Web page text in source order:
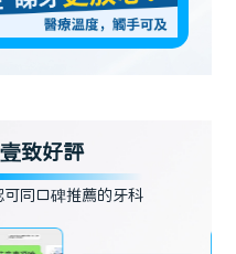
致好評
同口碑推薦的牙科